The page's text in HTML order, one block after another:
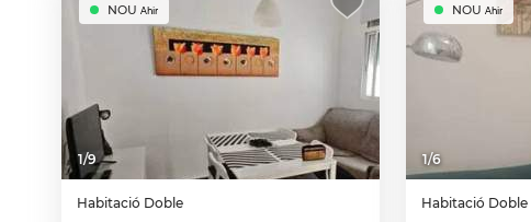
1/9
NOU Ahir
Habitació Doble
1/6
NOU Ahir
Habitació Doble